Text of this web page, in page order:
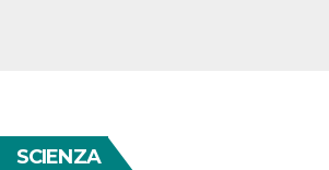
SCIENZA